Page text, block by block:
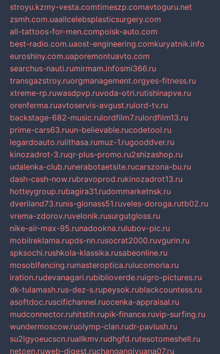
stroyu.kzmy-vesta.comtimeszp.comavtoguru.net
zsmh.com.uaallcelebsplasticsurgery.com
all-tattoos-for-men.compoisk-auto.com
best-radio.com.uaost-engineering.comkuryatnik.info
euroshiny.com.uaporemontuavto.com
searchus-nauti.rumirmam.infosmi366.ru
transgazstroy.ruorgmanagement.orgyes-fitness.ru
xtreme-rp.ruwasdpvp.ruvoda-otri.rutishinapve.ru
orenferma.ruavtoservis-avgust.rulord-tv.ru
backstage-682-music.rulordfilm7.rulordfilm13.ru
prime-cars63.ruun-believable.rucodetool.ru
legardoauto.rulithasa.rumuz-1.rugooddver.ru
kinozadrot-3.ruqr-plus-promo.ru2shizashop.ru
udalenka-club.runerabotaetsite.rucarszona-bu.ru
dash-cash-now.rubravoprod.rukinozadrot13.ru
hotteygroup.rubagira31.rudommarketnsk.ru
dveriland73.runis-glonass51.ruveles-doroga.rutb02.ru
vrema-zdorov.ruvelonik.rusurgutgloss.ru
nike-air-max-95.runadookna.rulubov-pic.ru
mobilreklama.rupds-nn.rusocrat2000.ruvgurin.ru
spksochi.rushkola-klassika.rusabeonline.ru
mosoblfencing.rumasteroptica.rulucomoria.ru
iration.rudevanagari.rubiblioverde.ruigro-pictures.ru
dk-tulamash.rus-dez-s.rupeysok.rublackcountess.ru
asoftdoc.ruscifichannel.ruocenka-appraisal.ru
mudconnector.ruhitstih.rupik-finance.ruvip-surfing.ru
wundermoscow.ruolymp-clan.rudr-pavlush.ru
su2lgyoeucscn.ruallkmv.rudhgfd.rutesotomeshell.ru
netoen.ruweb-digest.ruchanganqiyuana07.ru